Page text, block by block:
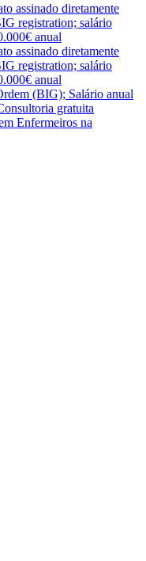
assinado diretamente
registration; salário
anual
assinado diretamente
registration; salário
anual
(BIG); Salário anual
gratuita
Enfermeiros na